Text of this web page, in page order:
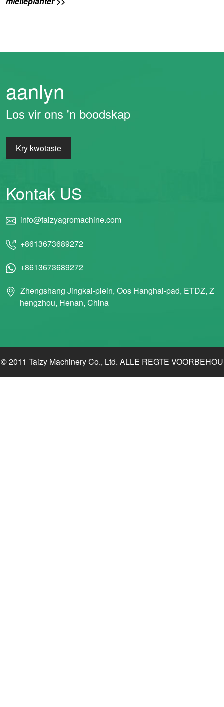
aanlyn
Los vir ons 'n boodskap
Kry kwotasie
Kontak US
info@taizyagromachine.com
+8613673689272
+8613673689272
Zhengshang Jingkai-plein, Oos Hanghai-pad, ETDZ, Z
hengzhou, Henan, China
© 2011 Taizy Machinery Co., Ltd. ALLE REGTE VOORBEHOU